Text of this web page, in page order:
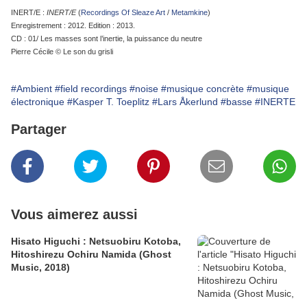
INERT/E : INERT/E(Recordings Of Sleaze Art / Metamkine)
Enregistrement : 2012. Edition : 2013.
CD : 01/ Les masses sont l’inertie, la puissance du neutre
Pierre Cécile © Le son du grisli
#Ambient #field recordings #noise #musique concrète #musique
électronique #Kasper T. Toeplitz #Lars Åkerlund #basse #INERTE
Partager
Vous aimerez aussi
Hisato Higuchi : Netsuobiru Kotoba,
Hitoshirezu Ochiru Namida (Ghost
Music, 2018)